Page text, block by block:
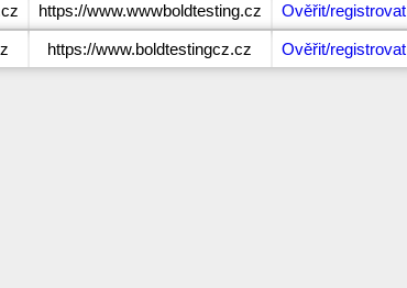
https://www.wwwboldtesting.cz Ověřit/registrovat
https://www.boldtestingcz.cz Ověřit/registrovat